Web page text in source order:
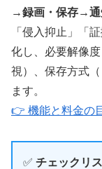
→録画・保存→通
「侵入抑止」「
化し、必要解像
視）、保存方式
ます。
👉 機能と料金の
✅ チェックリ